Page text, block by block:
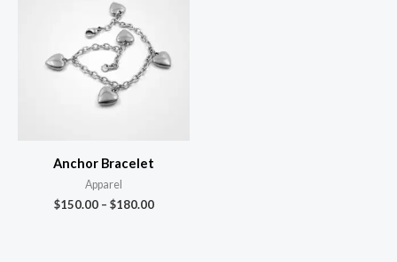
Anchor Bracelet
Apparel
$150.00– $180.00